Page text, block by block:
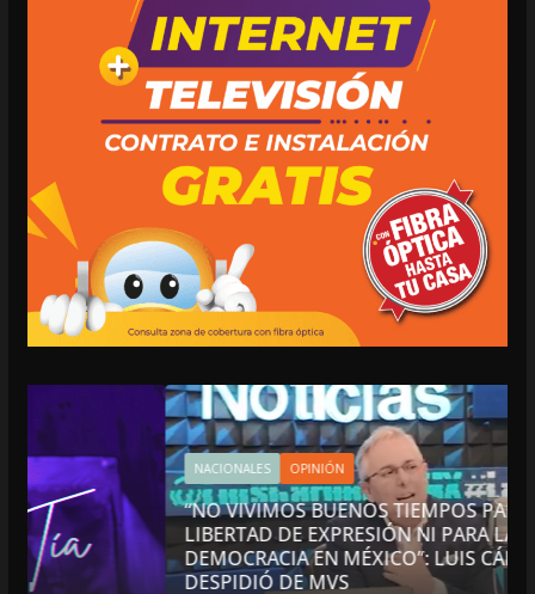
NACIONALES OPINIÓN
“NO VIVIMOS BUENOS TIEMPOS PARA LA
LIBERTAD DE EXPRESIÓN NI PARA LA
DEMOCRACIA EN MÉXICO”: LUIS CÁRDENAS; SE
DESPIDIÓ DE MVS